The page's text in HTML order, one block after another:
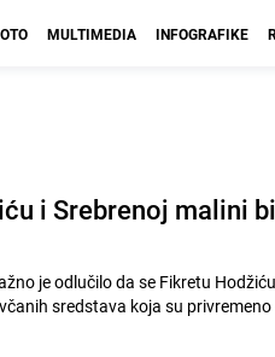
MULTIMEDIA INFOGRAFIKE
i Srebrenoj malini
je odlučilo da se Fikretu
sredstava koja su